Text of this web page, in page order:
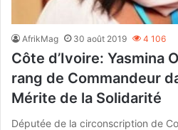
AfrikMag 30 août 2019 4 106
Côte d’Ivoire: Yasmina
rang de Commandeur
Mérite de la Solidarité
Députée de la circonscription de